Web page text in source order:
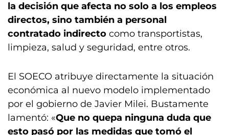
la decisión que afecta no solo a los empleos
directos, sino también a personal
contratado indirecto como transportistas,
limpieza, salud y seguridad, entre otros.
El SOECO atribuye directamente la situación
económica al nuevo modelo implementado
por el gobierno de Javier Milei. Bustamente
lamentó: «Que no quepa ninguna duda que
esto pasó por las medidas que tomó el